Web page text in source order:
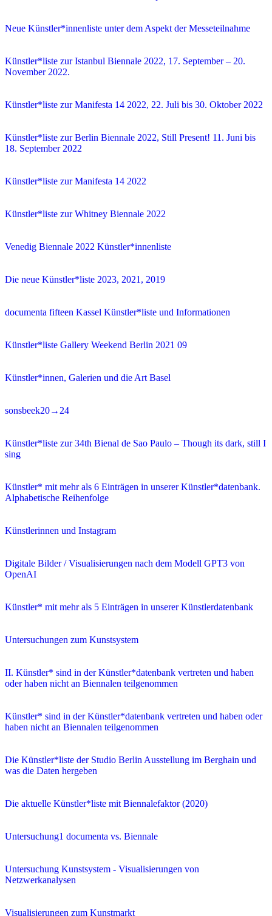
Neue Künstler*innenliste unter dem Aspekt der Messeteilnahme
Künstler*liste zur Istanbul Biennale 2022, 17. September – 20.
November 2022.
Künstler*liste zur Manifesta 14 2022, 22. Juli bis 30. Oktober 2022
Künstler*liste zur Berlin Biennale 2022, Still Present! 11. Juni bis
18. September 2022
Künstler*liste zur Manifesta 14 2022
Künstler*liste zur Whitney Biennale 2022
Venedig Biennale 2022 Künstler*innenliste
Die neue Künstler*liste 2023, 2021, 2019
documenta fifteen Kassel Künstler*liste und Informationen
Künstler*liste Gallery Weekend Berlin 2021 09
Künstler*innen, Galerien und die Art Basel
sonsbeek20→24
Künstler*liste zur 34th Bienal de Sao Paulo – Though its dark, still I
sing
Künstler* mit mehr als 6 Einträgen in unserer Künstler*datenbank.
Alphabetische Reihenfolge
Künstlerinnen und Instagram
Digitale Bilder / Visualisierungen nach dem Modell GPT3 von
OpenAI
Künstler* mit mehr als 5 Einträgen in unserer Künstlerdatenbank
Untersuchungen zum Kunstsystem
II. Künstler* sind in der Künstler*datenbank vertreten und haben
oder haben nicht an Biennalen teilgenommen
Künstler* sind in der Künstler*datenbank vertreten und haben oder
haben nicht an Biennalen teilgenommen
Die Künstler*liste der Studio Berlin Ausstellung im Berghain und
was die Daten hergeben
Die aktuelle Künstler*liste mit Biennalefaktor (2020)
Untersuchung1 documenta vs. Biennale
Untersuchung Kunstsystem - Visualisierungen von
Netzwerkanalysen
Visualisierungen zum Kunstmarkt